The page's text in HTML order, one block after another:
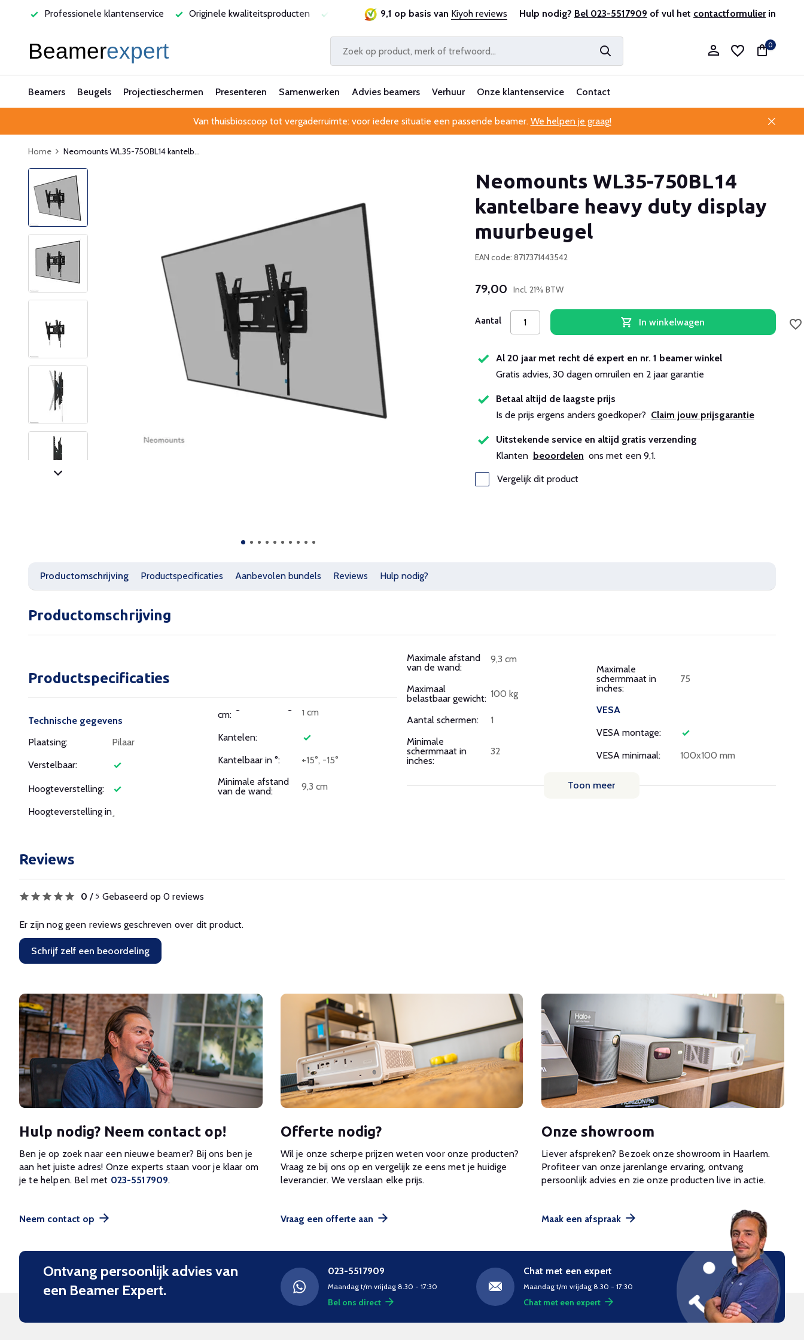
Professionele klantenservice Originele kwaliteitsproducten Laagste prijsgarantie Al 25 jaar betrouwbaar en ervaren Professionele klantenservice
9,1 op basis van Kiyoh reviews Hulp nodig? Bel 023-5517909 of vul het contactformulierin
Account aanmaken
0
Beamers Beugels Projectieschermen Presenteren Samenwerken Advies beamers Verhuur Onze klantenservice Contact
Van thuisbioscoop tot vergaderruimte: voor iedere situatie een passende beamer. We helpen je graag!
Home Neomounts WL35-750BL14 kantelb...
Neomounts WL35-750BL14
kantelbare heavy duty display
muurbeugel
EAN code: 8717371443542
79,00 Incl. 21% BTW
Aantal In winkelwagen
Al 20 jaar met recht dé expert en nr. 1 beamer winkel
Gratis advies, 30 dagen omruilen en 2 jaar garantie
Betaal altijd de laagste prijs
Is de prijs ergens anders goedkoper? Claim jouw prijsgarantie
Uitstekende service en altijd gratis verzending
Klanten beoordelen ons met een 9,1.
Vergelijk dit product
Productomschrijving Productspecificaties Aanbevolen bundels Reviews Hulp nodig?
Productomschrijving
Productspecificaties
Technische gegevens
Plaatsing:
Pilaar
Verstelbaar:
Hoogteverstelling:
Hoogteverstelling in
cm: 1 cm
Kantelen:
Kantelbaar in °:
+15°, -15°
Minimale afstand
van de wand:
9,3 cm
Maximale afstand
van de wand:
9,3 cm
Maximaal
belastbaar gewicht: 100 kg
Aantal schermen:
1
Minimale
schermmaat in
inches:
32
Maximale
schermmaat in
inches:
75
VESA
VESA montage:
VESA minimaal:
100x100 mm
Toon meer
Reviews
0 / 5 Gebaseerd op 0 reviews
Er zijn nog geen reviews geschreven over dit product.
Schrijf zelf een beoordeling
Hulp nodig? Neem contact op!
Ben je op zoek naar een nieuwe beamer? Bij ons ben je
aan het juiste adres! Onze experts staan voor je klaar om
je te helpen. Bel met 023-5517909.
Neem contact op
Offerte nodig?
Wil je onze scherpe prijzen weten voor onze producten?
Vraag ze bij ons op en vergelijk ze eens met je huidige
leverancier. We verslaan elke prijs.
Vraag een offerte aan
Onze showroom
Liever afspreken? Bezoek onze showroom in Haarlem.
Profiteer van onze jarenlange ervaring, ontvang
persoonlijk advies en zie onze producten live in actie.
Maak een afspraak
Ontvang persoonlijk advies van
een Beamer Expert.
023-5517909
Maandag t/m vrijdag 8.30 - 17:30
Bel ons direct
Chat met een expert
Maandag t/m vrijdag 8.30 - 17:30
Chat met een expert